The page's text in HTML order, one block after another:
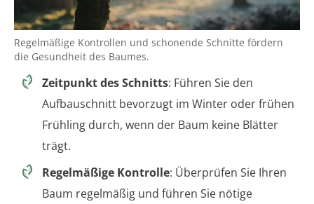
Regelmäßige Kontrollen und schonende Schnitte fördern
die Gesundheit des Baumes.
Zeitpunkt des Schnitts: Führen Sie den
Aufbauschnitt bevorzugt im Winter oder frühen
Frühling durch, wenn der Baum keine Blätter
trägt.
Regelmäßige Kontrolle: Überprüfen Sie Ihren
Baum regelmäßig und führen Sie nötige